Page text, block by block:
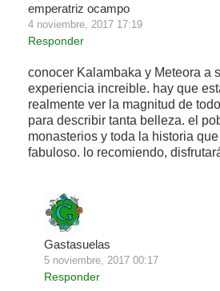
emperatriz ocampo
4 noviembre, 2017 17:19
Responder
conocer Kalambaka y Meteora a
experiencia increible. hay que
realmente ver la magnitud de
para describir tanta belleza. el
monasterios y toda la historia
fabuloso. lo recomiendo,
Gastasuelas
5 noviembre, 2017 00:17
Responder